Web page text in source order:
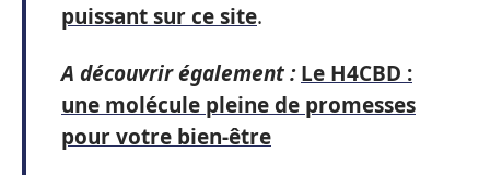
puissant sur ce site.
A découvrir également : Le H4CBD :
une molécule pleine de promesses
pour votre bien-être